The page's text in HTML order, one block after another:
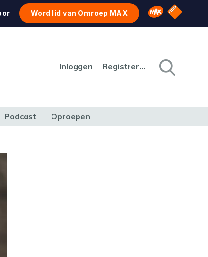
Word lid van Omroep MAX Omroep MAX
NPO
Inloggen Registreren
Podcast Oproepen